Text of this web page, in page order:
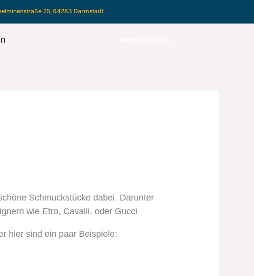
25, 64283 Darmstadt
Schmuckstücke dabei. Darunter
wie Etro, Cavalli, oder Gucci
hier sind ein paar Beispiele: